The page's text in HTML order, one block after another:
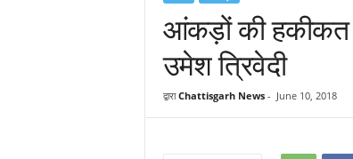
आंकड़ों की हकीकत
उमेश त्रिवेदी
द्वारा Chattisgarh News- June 10, 2018